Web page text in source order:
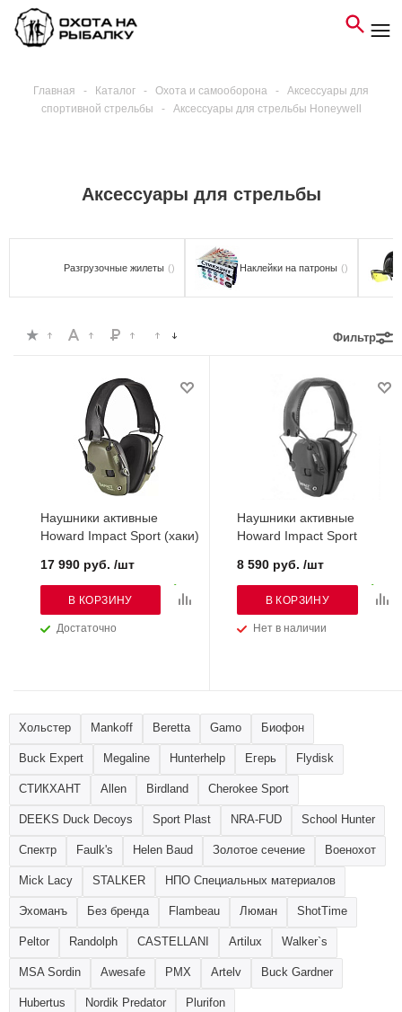
Главная - Каталог - Охота и самооборона -
Аксессуары для
спортивной стрельбы
- Аксессуары для стрельбы Honeywell
Аксессуары для стрельбы
Разгрузочные жилеты () Наклейки на патроны ()
Фильтр
Наушники активные
Howard Impact Sport (хаки)
Достаточно
17 990 руб. /шт
В КОРЗИНУ
Наушники активные
Howard Impact Sport
Нет в наличии
8 590 руб. /шт
В КОРЗИНУ
Хольстер Mankoff Beretta Gamo Биофон
Buck Expert Megaline Hunterhelp Егерь Flydisk
СТИКХАНТ Allen Birdland Cherokee Sport
DEEKS Duck Decoys Sport Plast NRA-FUD School Hunter
Спектр Faulk's Helen Baud Золотое сечение Военохот
Mick Lacy STALKER НПО Специальных материалов
Эхоманъ Без бренда Flambeau Люман ShotTime
Peltor Randolph CASTELLANI Artilux Walker`s
MSA Sordin Awesafe PMX Artelv Buck Gardner
Hubertus Nordik Predator Plurifon